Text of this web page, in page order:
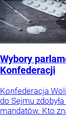
Wybory
Konfederacji
Konfederacja
do Sejmu
mandatów. Kto